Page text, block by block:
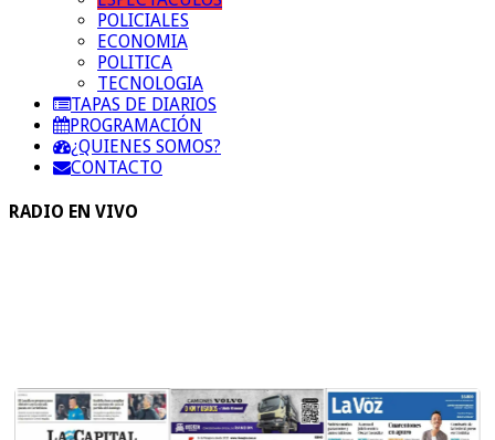
POLICIALES
ECONOMIA
POLITICA
TECNOLOGIA
TAPAS DE DIARIOS
PROGRAMACIÓN
¿QUIENES SOMOS?
CONTACTO
RADIO EN VIVO